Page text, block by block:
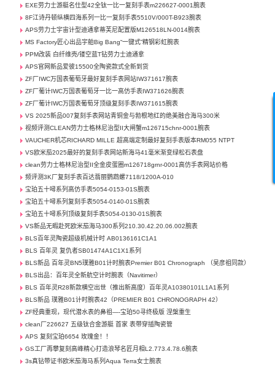
EXE劳力士游艇名仕型42全钛一比一复刻手表m226627-0001腕表
8F江诗丹顿纵横四海系列一比一复刻手表5510V/000T-B923腕表
APS劳力士宇宙计型迪通拿蒂芙尼配置版M126518LN-0014腕表
MS Factory匠心出品宇舶Big Bang“一键式”精钢彩虹腕表
PPM改装 白纤维壳/镂空蓝T钻劳力士迪通拿
APS官网新品爱彼15500全陶瓷款式全新到货
ZF厂IWC万国表葡萄牙最好复刻手表网站IW371617腕表
ZF厂葡计IWC万国表葡萄牙一比一高仿手表IW371626腕表
ZF厂葡计IWC万国表葡萄牙顶级复刻手表IW371615腕表
VS 2025新品007复刻手表网站青铜金与勃根地红的绝美融合海马300米
视频评测CLEAN劳力士格林尼治型II大闸蟹m126715chnr-0001腕表
VAUCHER机芯RICHARD MILLE 超高端定制最好复刻手表版本RM055 NTPT
VS欧米茄2025最好的复刻手表网站新海马41毫米渐变绿松石表盘
clean劳力士格林尼治型II全金皮蛋圈m126718grnr-0001高仿手表网站价格
频评测3K厂复刻手表百达翡丽鹦鹉螺7118/1200A-010
宝珀五十噚系列高仿手表5054-0153-01S腕表
宝珀五十噚系列复刻手表5054-0140-01S腕表
宝珀五十噚系列顶级复刻手表5054-0130-01S腕表
VS新品无暇赴死欧米茄海马300系列210.30.42.20.06.002腕表
BLS百年灵陶瓷超级机械计时 AB0136161C1A1
BLS 百年灵 复仇者SB01474A1C1X1系列
BLS新品 百年灵BN5璞雅B01计时腕表Premier B01 Chronograph （吴彦祖同款）
BLS出品：百年灵全新航空计时腕表（Navitimer）
BLS 百年灵R28新款横空出世（推出新高度）百年灵A10380101L1A1系列
BLS新品 璞雅B01计时腕表42（PREMIER B01 CHRONOGRAPH 42）
ZF经典重现，现代潜水表的鼻祖—-宝珀50寻终极版 涅槃重生
clean厂226627 五级钛合金游艇 首家 表带穿插陶瓷管
APS 复刻宝珀6654 玫瑰金！！
GS工厂再攀复刻高峰精心打造浪琴名匠月相L2.773.4.78.6腕表
3s真钻带证书欧米茄海马系列Aqua Terra女士腕表